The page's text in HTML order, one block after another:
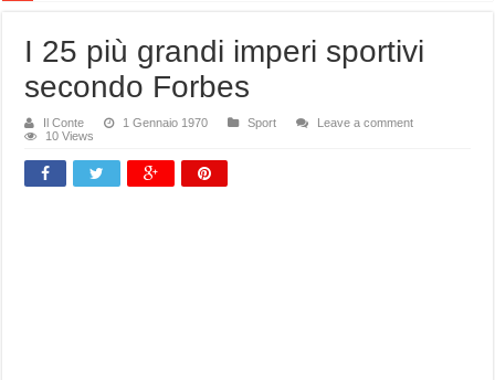
I 25 più grandi imperi sportivi
secondo Forbes
Il Conte 1 Gennaio 1970 Sport
Leave a comment
10 Views